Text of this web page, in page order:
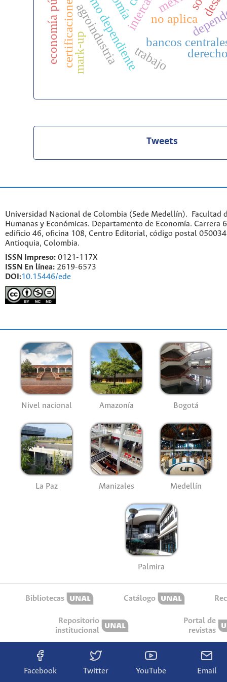
bancos
agroindustria
certificaciones
economía pública no aplica
mark-up trabajo
Tweets
Universidad Nacional de Colombia (Sede Medellín). Facultad
Humanas y Económicas. Departamento de Economía. Carrera
edificio 46, oficina 108, Centro Editorial, código postal
Antioquia, Colombia.
ISSN Impreso: 0121-117X
ISSN En línea: 2619-6573
DOI:10.15446/ede
Nivel nacional Amazonía Bogotá
La Paz Manizales Medellín
Palmira
Bibliotecas Catálogo
Repositorio
institucional
Portal de
revistas
Facebook Twitter YouTube Email